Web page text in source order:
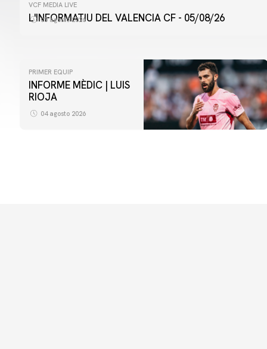
VCF MEDIA LIVE
L'INFORMATIU DEL VALENCIA CF - 05/08/26
05 agosto 2026
PRIMER EQUIP
INFORME MÈDIC | LUIS
RIOJA
04 agosto 2026